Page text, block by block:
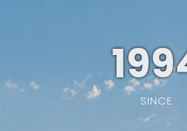
SINCE